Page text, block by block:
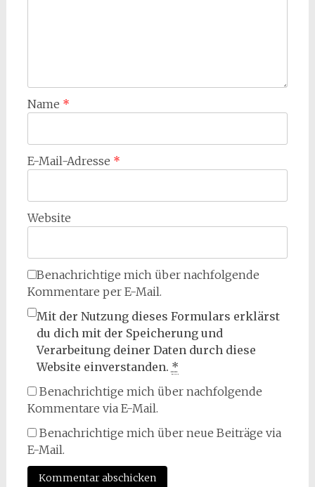
Name *
E-Mail-Adresse *
Website
Benachrichtige mich über nachfolgende
Kommentare per E-Mail.
Mit der Nutzung dieses Formulars erklärst
du dich mit der Speicherung und
Verarbeitung deiner Daten durch diese
Website einverstanden. *
Benachrichtige mich über nachfolgende
Kommentare via E-Mail.
Benachrichtige mich über neue Beiträge via
E-Mail.